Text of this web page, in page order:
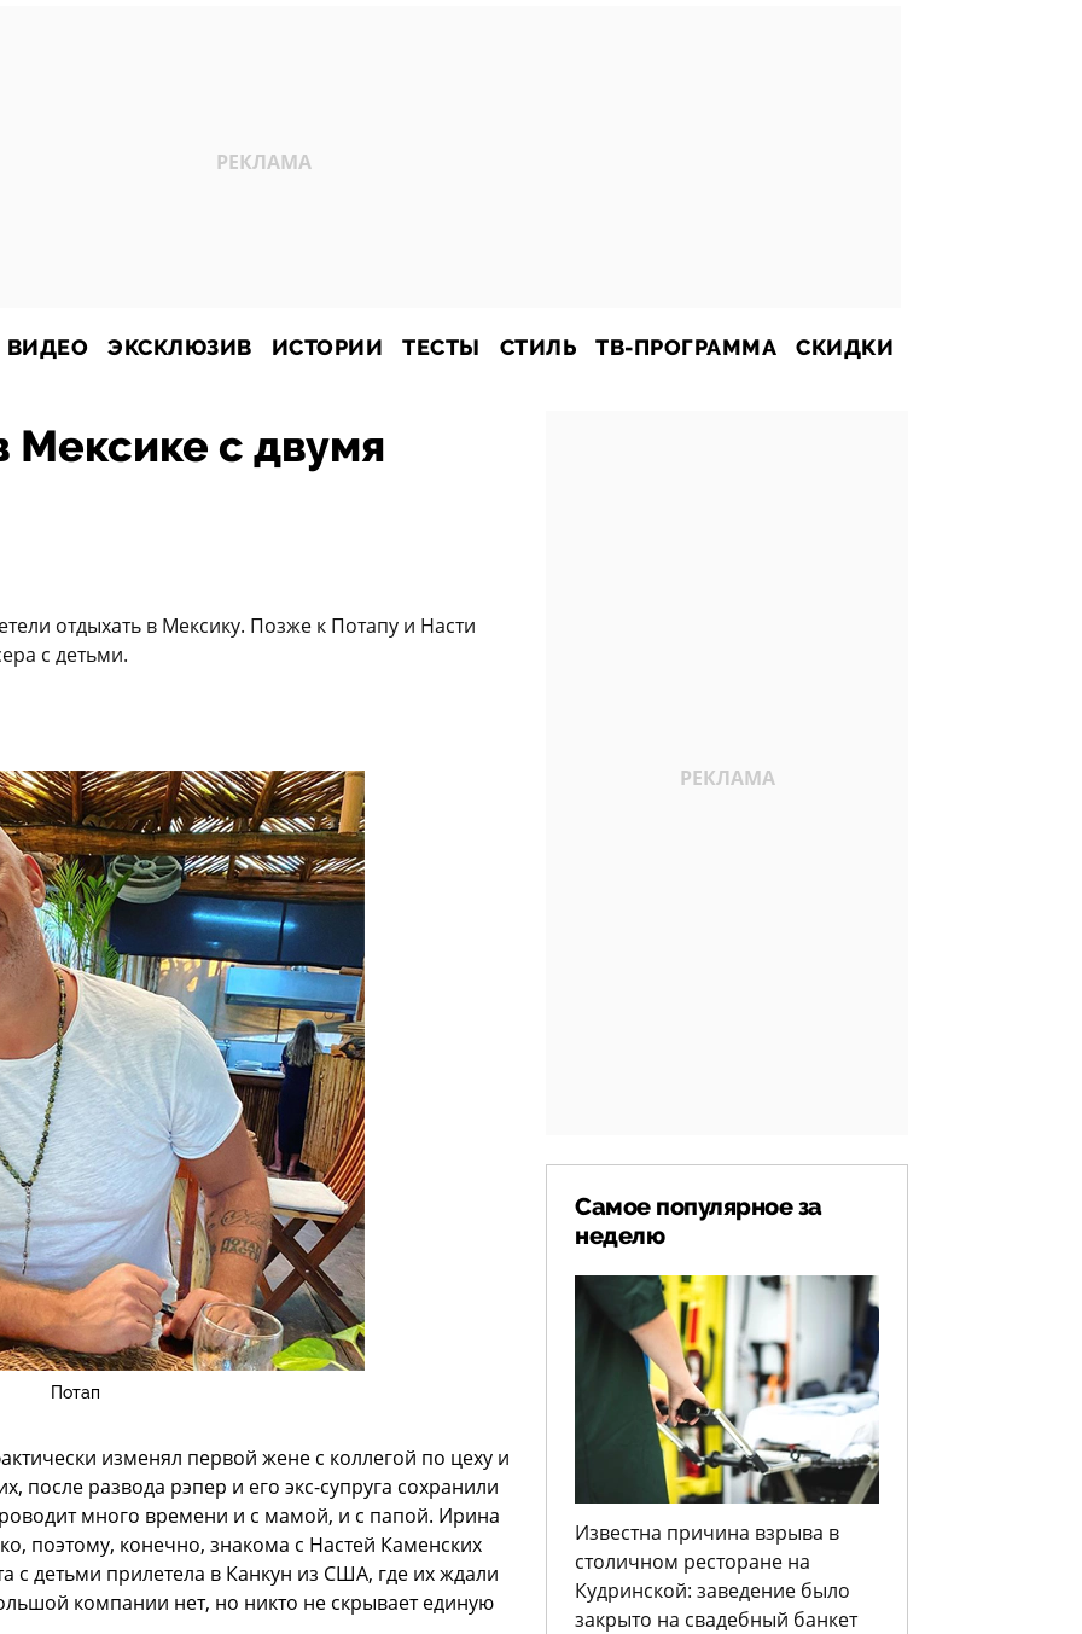
ВИДЕО ЭКСКЛЮЗИВ ИСТОРИИ ТЕСТЫ СТИЛЬ ТВ-ПРОГРАММА СКИДКИ
Мексике с двумя
отдыхать в Мексику. Позже к Потапу и Насти
с детьми.
Потап
изменял первой жене с коллегой по цеху и
после развода рэпер и его экс-супруга сохранили
много времени и с мамой, и с папой. Ирина
поэтому, конечно, знакома с Настей Каменских
детьми прилетела в Канкун из США, где их ждали
компании нет, но никто не скрывает единую
Самое популярное за
неделю
Известна причина взрыва в
столичном ресторане на
Кудринской: заведение было
закрыто на свадебный банкет